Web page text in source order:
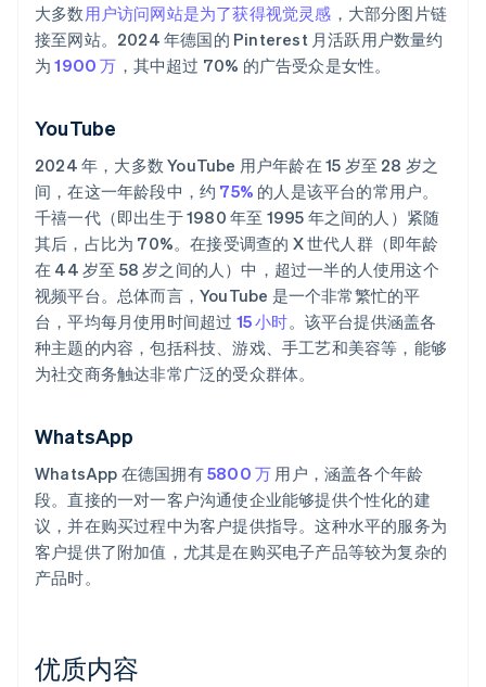
大多数用户访问网站是为了获得视觉灵感 ，大部分图片链
接至网站。2024 年德国的 Pinterest 月活跃用户数量约
为1900 万 ，其中超过 70% 的广告受众是女性。
YouTube
2024 年，大多数 YouTube 用户年龄在 15 岁至 28 岁之
间，在这一年龄段中，约 75% 的人是该平台的常用户。
千禧一代（即出生于 1980 年至 1995 年之间的人）紧随
其后，占比为 70%。在接受调查的 X 世代人群（即年龄
在 44 岁至 58 岁之间的人）中，超过一半的人使用这个
视频平台。总体而言，YouTube 是一个非常繁忙的平
台，平均每月使用时间超过 15 小时。该平台提供涵盖各
种主题的内容，包括科技、游戏、手工艺和美容等，能够
为社交商务触达非常广泛的受众群体。
WhatsApp
WhatsApp 在德国拥有5800 万 用户，涵盖各个年龄
段。直接的一对一客户沟通使企业能够提供个性化的建
议，并在购买过程中为客户提供指导。这种水平的服务为
客户提供了附加值，尤其是在购买电子产品等较为复杂的
产品时。
优质内容